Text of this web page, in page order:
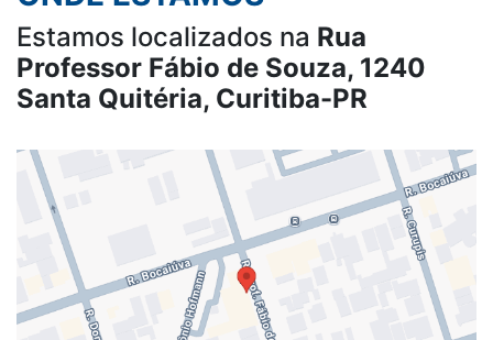
Estamos localizados na Rua
Professor Fábio de Souza, 1240
Santa Quitéria, Curitiba-PR